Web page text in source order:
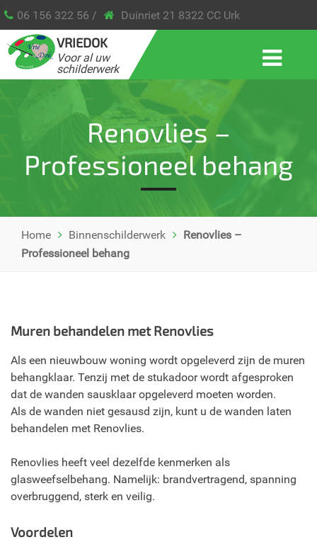
06 156 322 56 / Duinriet 21 8322 CC Urk
VRIEDOK
Voor al uw
schilderwerk
Renovlies –
Professioneel behang
Home Binnenschilderwerk
Renovlies –
Professioneel behang
Muren behandelen met Renovlies
Als een nieuwbouw woning wordt opgeleverd zijn de muren
behangklaar. Tenzij met de stukadoor wordt afgesproken
dat de wanden sausklaar opgeleverd moeten worden.
Als de wanden niet gesausd zijn, kunt u de wanden laten
behandelen met Renovlies.
Renovlies heeft veel dezelfde kenmerken als
glasweefselbehang. Namelijk: brandvertragend, spanning
overbruggend, sterk en veilig.
Voordelen